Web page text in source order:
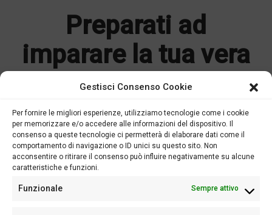
Gestisci Consenso Cookie
Per fornire le migliori esperienze, utilizziamo tecnologie come i cookie
per memorizzare e/o accedere alle informazioni del dispositivo. Il
consenso a queste tecnologie ci permetterà di elaborare dati come il
comportamento di navigazione o ID unici su questo sito. Non
acconsentire o ritirare il consenso può influire negativamente su alcune
caratteristiche e funzioni.
Funzionale Sempre attivo
Preparati ad
imparare la tua vera
Breakfast
Experience nel Vero
Stile Italiano
Impara a preparare il tuo cappuccino, espresso e caffè